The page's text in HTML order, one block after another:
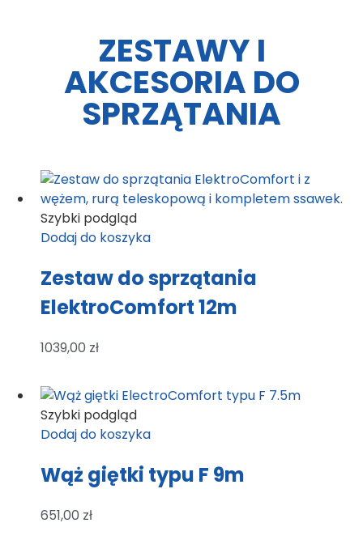
ZESTAWY I
AKCESORIA DO
SPRZĄTANIA
Szybki podgląd
Dodaj do koszyka
Zestaw do sprzątania
ElektroComfort 12m
1039,00 zł
Szybki podgląd
Dodaj do koszyka
Wąż giętki typu F 9m
651,00 zł